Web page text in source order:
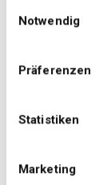
Notwendig
Präferenzen
Statistiken
Marketing
Dans quels
vitamines ou